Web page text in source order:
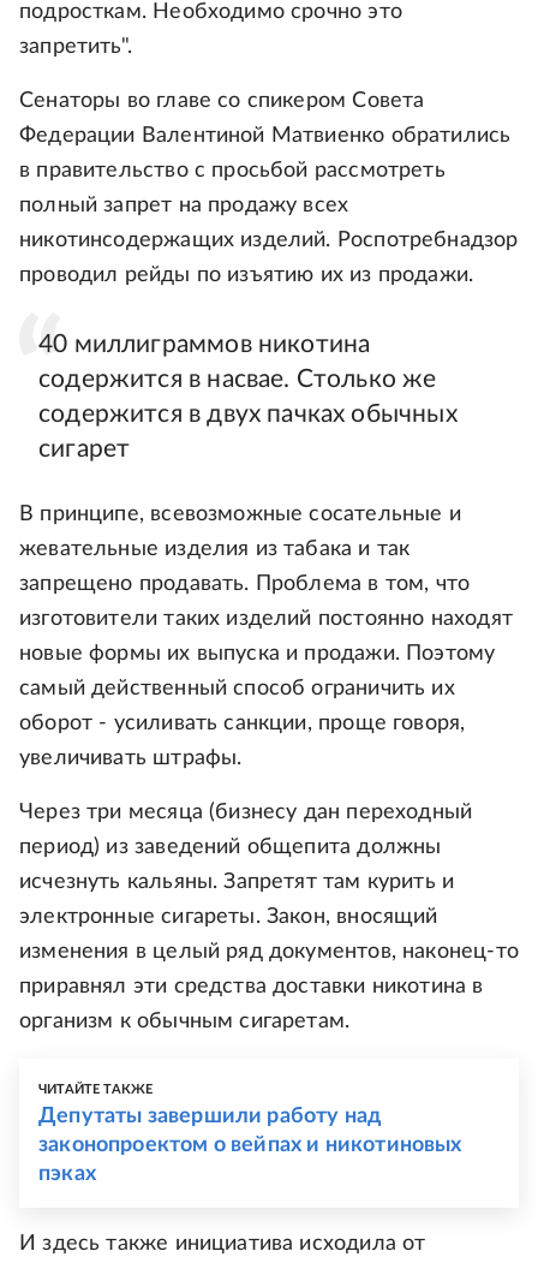
подросткам. Необходимо срочно это
запретить".
Сенаторы во главе со спикером Совета
Федерации Валентиной Матвиенко обратились
в правительство с просьбой рассмотреть
полный запрет на продажу всех
никотинсодержащих изделий. Роспотребнадзор
проводил рейды по изъятию их из продажи.
40 миллиграммов никотина
содержится в насвае. Столько же
содержится в двух пачках обычных
сигарет
В принципе, всевозможные сосательные и
жевательные изделия из табака и так
запрещено продавать. Проблема в том, что
изготовители таких изделий постоянно находят
новые формы их выпуска и продажи. Поэтому
самый действенный способ ограничить их
оборот - усиливать санкции, проще говоря,
увеличивать штрафы.
Через три месяца (бизнесу дан переходный
период) из заведений общепита должны
исчезнуть кальяны. Запретят там курить и
электронные сигареты. Закон, вносящий
изменения в целый ряд документов, наконец-то
приравнял эти средства доставки никотина в
организм к обычным сигаретам.
ЧИТАЙТЕ ТАКЖЕ
Депутаты завершили работу над
законопроектом о вейпах и никотиновых
пэках
И здесь также инициатива исходила от